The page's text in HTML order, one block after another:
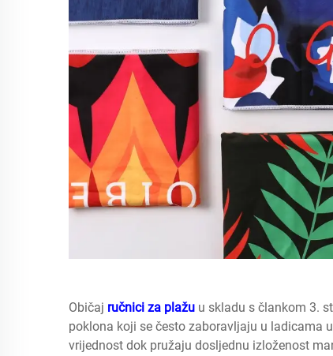
Običaj ručnici za plažu u skladu s člankom 3.
poklona koji se često zaboravljaju u ladicama
vrijednost dok pružaju dosljednu izloženost